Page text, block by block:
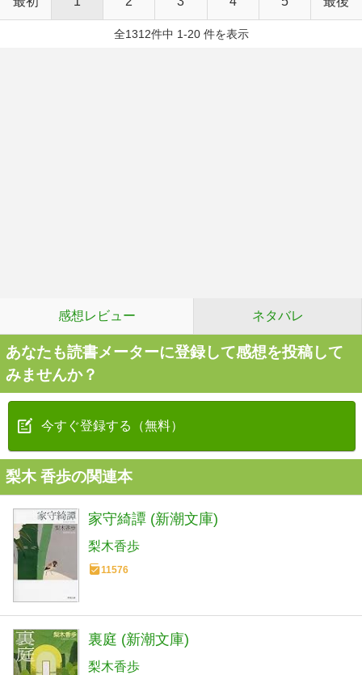
全1312件中 1-20 件を表示
感想レビュー ネタバレ
あなたも読書メーターに登録して感想を投稿して
みませんか？
今すぐ登録する（無料）
梨木 香歩の関連本
家守綺譚 (新潮文庫)
梨木香歩
11576
裏庭 (新潮文庫)
梨木香歩